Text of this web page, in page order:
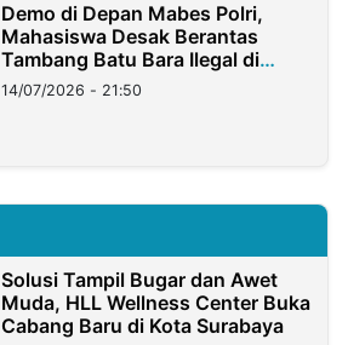
Demo di Depan Mabes Polri,
Mahasiswa Desak Berantas
Tambang Batu Bara Ilegal di
Lampung
14/07/2026 - 21:50
Solusi Tampil Bugar dan Awet
Muda, HLL Wellness Center Buka
Cabang Baru di Kota Surabaya